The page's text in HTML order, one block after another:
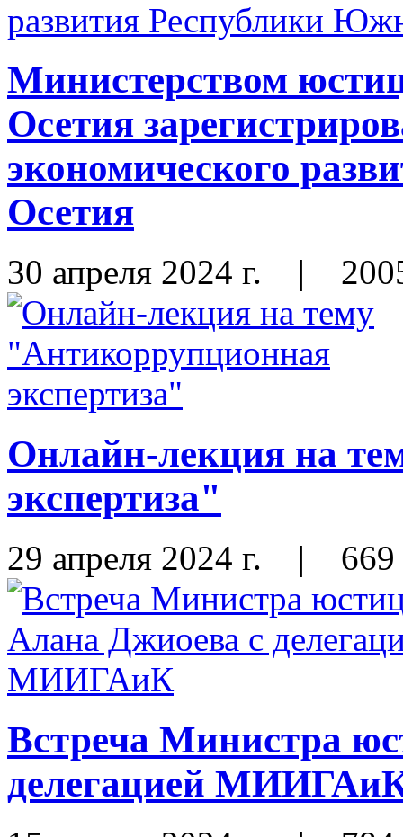
Министерством
Осетия
экономического
Осетия
30 апреля 2024 г. |
Онлайн-лекция на
экспертиза"
29 апреля 2024 г. | 669
Встреча Министра
делегацией